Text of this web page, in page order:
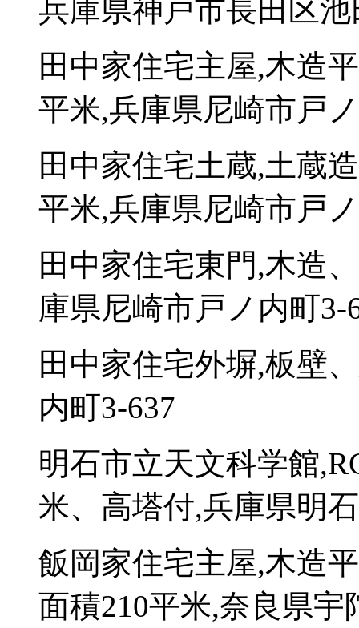
兵庫県神戸市長田区池
田中家住宅主屋,木造
平米,兵庫県尼崎市戸
田中家住宅土蔵,土蔵
平米,兵庫県尼崎市戸
田中家住宅東門,木造
庫県尼崎市戸ノ内町3-
田中家住宅外塀,板壁
内町3-637
明石市立天文科学館
米、高塔付,兵庫県明
飯岡家住宅主屋,木造
面積210平米,奈良県